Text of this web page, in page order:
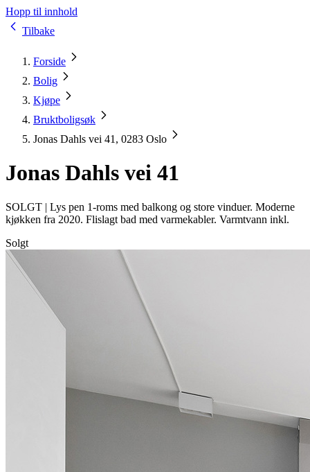
Hopp til innhold
Tilbake
Forside
Bolig
Kjøpe
Bruktboligsøk
Jonas Dahls vei 41, 0283 Oslo
Jonas Dahls vei 41
SOLGT | Lys pen 1-roms med balkong og store vinduer. Moderne
kjøkken fra 2020. Flislagt bad med varmekabler. Varmtvann inkl.
Solgt